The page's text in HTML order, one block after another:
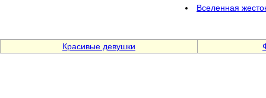
Вселенная
Красивые девушки